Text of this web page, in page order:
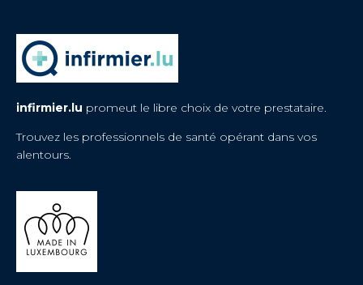
infirmier.lu promeut le libre choix de votre prestataire.
Trouvez les professionnels de santé opérant dans vos
alentours.